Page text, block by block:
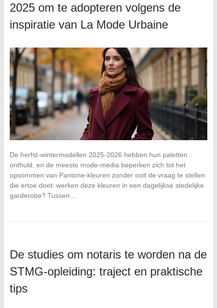
2025 om te adopteren volgens de
inspiratie van La Mode Urbaine
De herfst-wintermodellen 2025-2026 hebben hun paletten
onthuld, en de meeste mode-media beperken zich tot het
opsommen van Pantone-kleuren zonder ooit de vraag te stellen
die ertoe doet: werken deze kleuren in een dagelijkse stedelijke
garderobe? Tussen…
De studies om notaris te worden na de
STMG-opleiding: traject en praktische
tips